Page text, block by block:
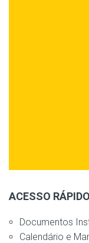
ACESSO RÁPIDO
Documentos
Calendário e